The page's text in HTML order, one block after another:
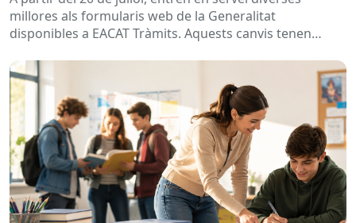
millores als formularis web de la Generalitat
disponibles a EACAT Tràmits. Aquests canvis tenen